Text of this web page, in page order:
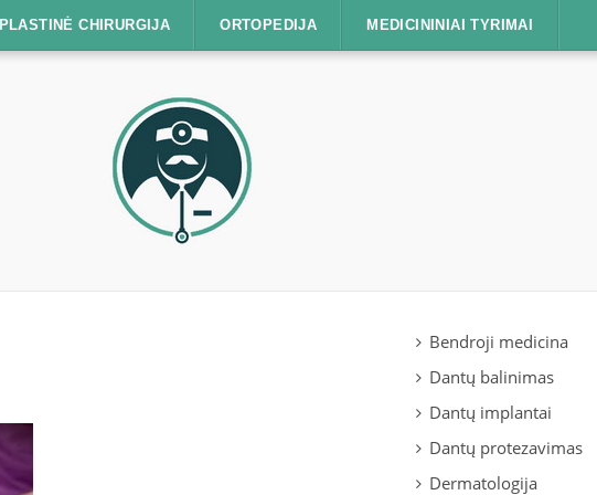
PLASTINĖ CHIRURGIJA ORTOPEDIJA MEDICININIAI TYRIMAI
Bendroji medicina
Dantų balinimas
Dantų implantai
Dantų protezavimas
Dermatologija